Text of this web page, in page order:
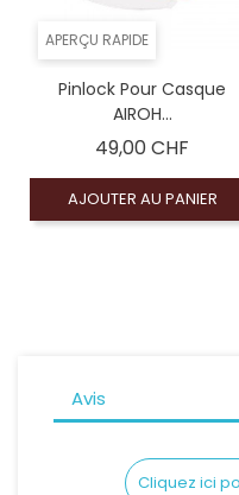
APERÇU RAPIDE
Pinlock Pour Casque
AIROH...
49,00 CHF
AJOUTER AU PANIER
Écran
Coloré (non
Avis
Cliquez ici